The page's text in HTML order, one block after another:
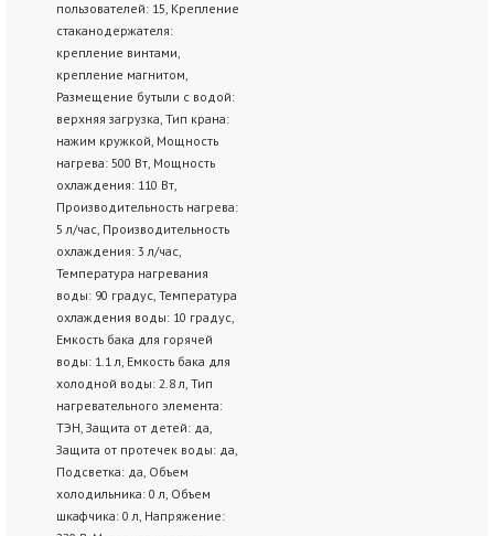
пользователей: 15, Крепление
стаканодержателя:
крепление винтами,
крепление магнитом,
Размещение бутыли с водой:
верхняя загрузка, Тип крана:
нажим кружкой, Мощность
нагрева: 500 Вт, Мощность
охлаждения: 110 Вт,
Производительность нагрева:
5 л/час, Производительность
охлаждения: 3 л/час,
Температура нагревания
воды: 90 градус, Температура
охлаждения воды: 10 градус,
Емкость бака для горячей
воды: 1.1 л, Емкость бака для
холодной воды: 2.8 л, Тип
нагревательного элемента:
ТЭН, Защита от детей: да,
Защита от протечек воды: да,
Подсветка: да, Объем
холодильника: 0 л, Объем
шкафчика: 0 л, Напряжение: